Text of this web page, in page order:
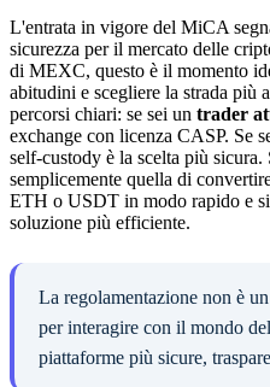
L'entrata in vigore del MiCA
sicurezza per il mercato delle
di MEXC, questo è il momento
abitudini e scegliere la strada più
percorsi chiari: se sei un trader
exchange con licenza CASP. Se
self-custody è la scelta più
semplicemente quella di
ETH o USDT in modo rapido e
soluzione più efficiente.
La regolamentazione non è
per interagire con il mondo
piattaforme più sicure,